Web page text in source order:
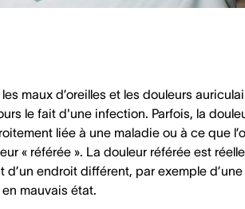
maux d’oreilles et les douleurs
le fait d'une infection. Parfois, la
liée à une maladie ou à ce que
« référée ». La douleur référée est
d’un endroit différent, par exemple d’une
mauvais état.